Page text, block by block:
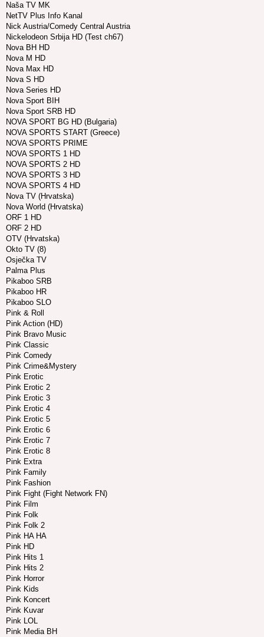
Naša TV MK
NetTV Plus Info Kanal
Nick Austria/Comedy Central Austria
Nickelodeon Srbija HD (Test ch67)
Nova BH HD
Nova M HD
Nova Max HD
Nova S HD
Nova Series HD
Nova Sport BIH
Nova Sport SRB HD
NOVA SPORT BG HD (Bulgaria)
NOVA SPORTS START (Greece)
NOVA SPORTS PRIME
NOVA SPORTS 1 HD
NOVA SPORTS 2 HD
NOVA SPORTS 3 HD
NOVA SPORTS 4 HD
Nova TV (Hrvatska)
Nova World (Hrvatska)
ORF 1 HD
ORF 2 HD
OTV (Hrvatska)
Okto TV (8)
Osječka TV
Palma Plus
Pikaboo SRB
Pikaboo HR
Pikaboo SLO
Pink & Roll
Pink Action (HD)
Pink Bravo Music
Pink Classic
Pink Comedy
Pink Crime&Mystery
Pink Erotic
Pink Erotic 2
Pink Erotic 3
Pink Erotic 4
Pink Erotic 5
Pink Erotic 6
Pink Erotic 7
Pink Erotic 8
Pink Extra
Pink Family
Pink Fashion
Pink Fight (Fight Network FN)
Pink Film
Pink Folk
Pink Folk 2
Pink HA HA
Pink HD
Pink Hits 1
Pink Hits 2
Pink Horror
Pink Kids
Pink Koncert
Pink Kuvar
Pink LOL
Pink Media BH